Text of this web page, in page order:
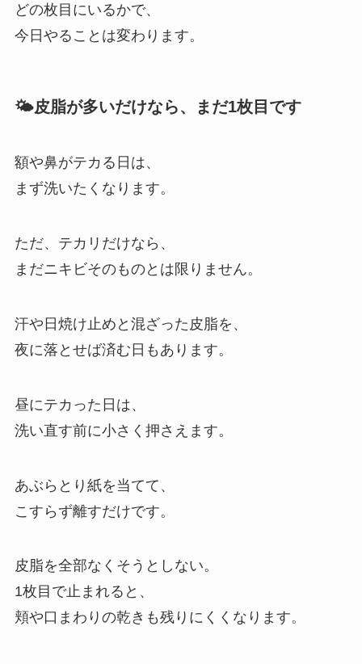
どの枚目にいるかで、
今日やることは変わります。
🌤皮脂が多いだけなら、まだ1枚目です
額や鼻がテカる日は、
まず洗いたくなります。
ただ、テカリだけなら、
まだニキビそのものとは限りません。
汗や日焼け止めと混ざった皮脂を、
夜に落とせば済む日もあります。
昼にテカった日は、
洗い直す前に小さく押さえます。
あぶらとり紙を当てて、
こすらず離すだけです。
皮脂を全部なくそうとしない。
1枚目で止まれると、
頬や口まわりの乾きも残りにくくなります。